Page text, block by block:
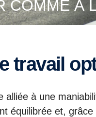
COMME À
travail
à une
équilibrée et,